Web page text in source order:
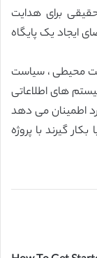
برای هدایت
ایجاد یک پایگاه
محیطی ، سیاست
های اطلاعاتی
اطمینان می دهد
گیرند با پروژه